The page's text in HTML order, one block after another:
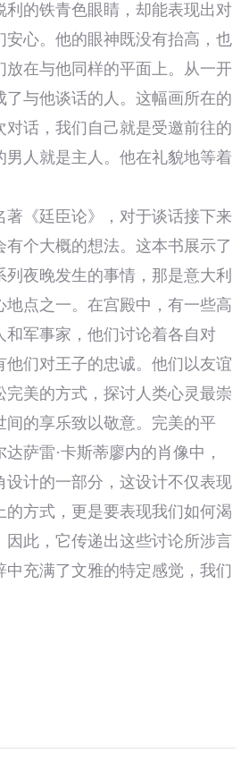
利的铁青色眼睛，却能表现出对
安心。他的眼神既没有抬高，也
放在与他同样的平面上。从一开
了与他谈话的人。这幅画所在的
对话，我们自己就是受邀前往的
男人就是主人。他在礼貌地等着
《廷臣论》，对于谈话接下来
个大概的想法。这本书展示了
夜晚发生的事情，那是意大利
地点之一。在宫殿中，有一些高
和军事家，他们讨论着各自对
他们对王子的忠诚。他们以友谊
完美的方式，探讨人类心灵最崇
间的享乐致以敬意。完美的平
萨雷·卡斯蒂廖内的肖像中，
设计的一部分，这设计不仅表现
的方式，更是要表现我们如何渴
因此，它传递出这些讨论所涉言
中充满了文雅的特定感觉，我们